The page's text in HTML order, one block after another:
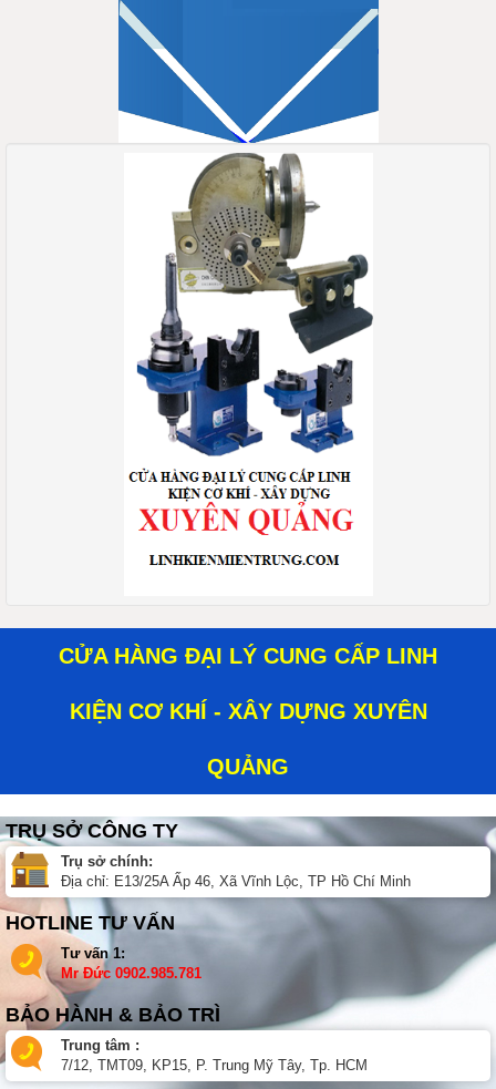
CỬA HÀNG ĐẠI LÝ CUNG CẤP LINH
KIỆN CƠ KHÍ - XÂY DỰNG XUYÊN
QUẢNG
TRỤ SỞ CÔNG TY
Trụ sở chính:
Địa chỉ: E13/25A Ấp 46, Xã Vĩnh Lộc, TP Hồ Chí Minh
HOTLINE TƯ VẤN
Tư vấn 1:
Mr Đức 0902.985.781
BẢO HÀNH & BẢO TRÌ
Trung tâm :
7/12, TMT09, KP15, P. Trung Mỹ Tây, Tp. HCM